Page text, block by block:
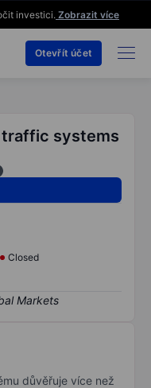
investici. Zobrazit více
Otevřít účet
systems
Closed
důvěřuje více než